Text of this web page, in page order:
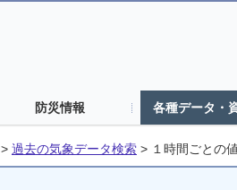
防災情報 各種データ・
> 過去の気象データ検索 > １時間ごとの